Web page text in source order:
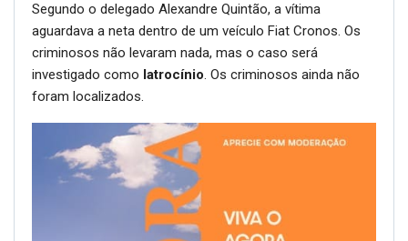
Segundo o delegado Alexandre Quintão, a vítima
aguardava a neta dentro de um veículo Fiat Cronos. Os
criminosos não levaram nada, mas o caso será
investigado como latrocínio. Os criminosos ainda não
foram localizados.